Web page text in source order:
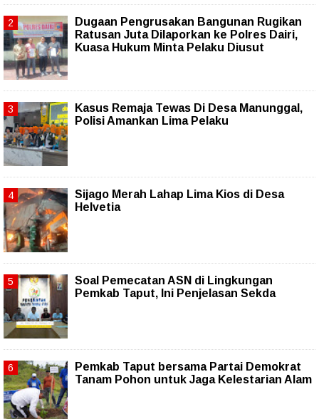
Dugaan Pengrusakan Bangunan Rugikan
Ratusan Juta Dilaporkan ke Polres Dairi,
Kuasa Hukum Minta Pelaku Diusut
Kasus Remaja Tewas Di Desa Manunggal,
Polisi Amankan Lima Pelaku
Sijago Merah Lahap Lima Kios di Desa
Helvetia
Soal Pemecatan ASN di Lingkungan
Pemkab Taput, Ini Penjelasan Sekda
Pemkab Taput bersama Partai Demokrat
Tanam Pohon untuk Jaga Kelestarian Alam